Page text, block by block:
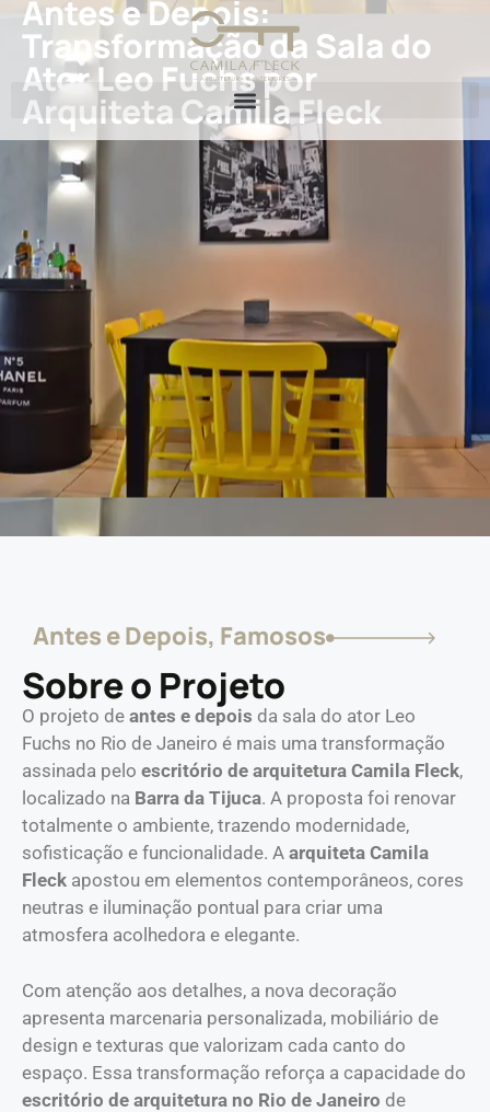
Antes e Depois:
Transformação da Sala do
Ator Leo Fuchs por
Arquiteta Camila Fleck
Antes e Depois, Famosos
Sobre o Projeto
O projeto de antes e depois da sala do ator Leo
Fuchs no Rio de Janeiro é mais uma transformação
assinada pelo escritório de arquitetura Camila Fleck,
localizado na Barra da Tijuca. A proposta foi renovar
totalmente o ambiente, trazendo modernidade,
sofisticação e funcionalidade. A arquiteta Camila
Fleck apostou em elementos contemporâneos, cores
neutras e iluminação pontual para criar uma
atmosfera acolhedora e elegante.
Com atenção aos detalhes, a nova decoração
apresenta marcenaria personalizada, mobiliário de
design e texturas que valorizam cada canto do
espaço. Essa transformação reforça a capacidade do
escritório de arquitetura no Rio de Janeiro de